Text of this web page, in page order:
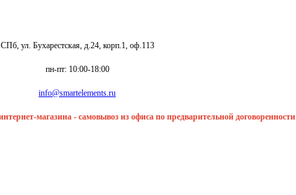
СПб, ул. Бухарестская, д.24, корп.1, оф.113
пн-пт: 10:00-18:00
info@smartelements.ru
магазина - самовывоз из офиса по предварительной договоренности